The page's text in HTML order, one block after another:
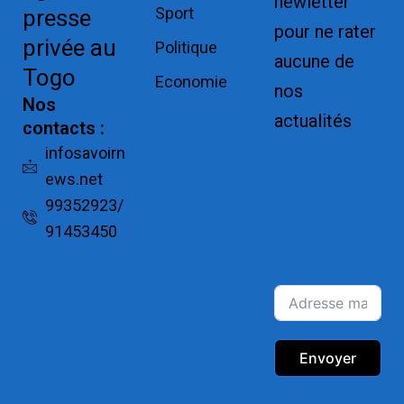
presse
privée au
Togo
Nos
contacts :
infosavoirn
ews.net
99352923/
91453450
Sport
Politique
Economie
pour ne rater
aucune de
nos
actualités
Envoyer